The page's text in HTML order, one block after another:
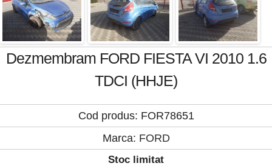
Dezmembram FORD FIESTA VI 2010 1.6
TDCI (HHJE)
Cod produs: FOR78651
Marca: FORD
Stoc limitat